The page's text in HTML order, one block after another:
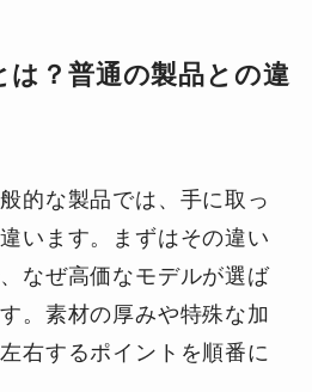
は？普通の製品との違
的な製品では、手に取っ
います。まずはその違い
なぜ高価なモデルが選ば
。素材の厚みや特殊な加
右するポイントを順番に